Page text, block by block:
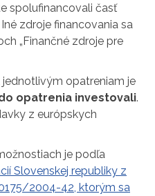
spolufinancovali časť
zdroje financovania sa
„Finančné zdroje pre
opatreniam je
opatrenia investovali.
z európskych
je podľa
Slovenskej republiky z
2004-42, ktorým sa